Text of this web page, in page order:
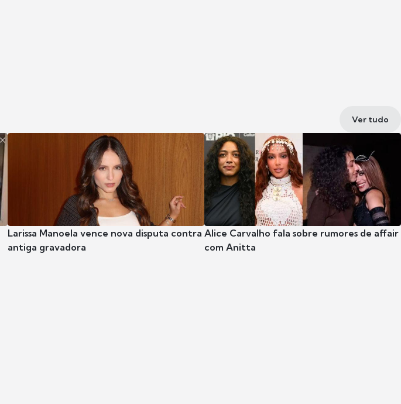
Ver tudo
Larissa Manoela vence nova disputa contra
antiga gravadora
Alice Carvalho fala sobre rumores de affair
com Anitta